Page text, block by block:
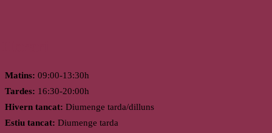
Matins: 09:00-13:30h
Tardes: 16:30-20:00h
Hivern tancat: Diumenge tarda/dilluns
Estiu tancat: Diumenge tarda